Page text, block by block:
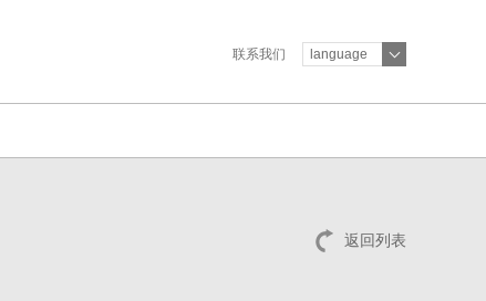
联系我们 language
返回列表